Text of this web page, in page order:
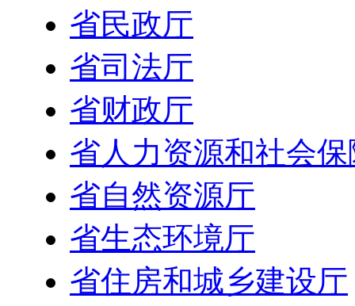
省民政厅
省司法厅
省财政厅
省人力资源和社会
省自然资源厅
省生态环境厅
省住房和城乡建设厅